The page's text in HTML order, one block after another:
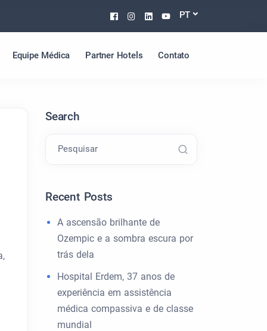
Facebook
Instagram
Linkedin
Youtube
PT
Equipe Médica Partner Hotels Contato
Search
Pesquisar
Recent Posts
A ascensão brilhante de
Ozempic e a sombra escura por
trás dela
Hospital Erdem, 37 anos de
experiência em assistência
médica compassiva e de classe
mundial